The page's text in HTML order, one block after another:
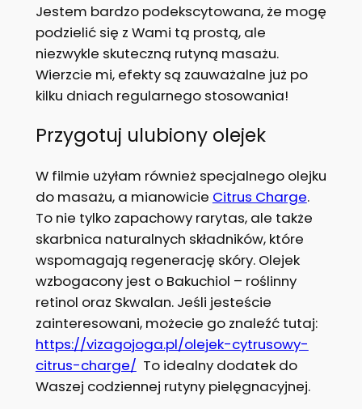
Jestem bardzo podekscytowana, że mogę
podzielić się z Wami tą prostą, ale
niezwykle skuteczną rutyną masażu.
Wierzcie mi, efekty są zauważalne już po
kilku dniach regularnego stosowania!
Przygotuj ulubiony olejek
W filmie użyłam również specjalnego olejku
do masażu, a mianowicie Citrus Charge.
To nie tylko zapachowy rarytas, ale także
skarbnica naturalnych składników, które
wspomagają regenerację skóry. Olejek
wzbogacony jest o Bakuchiol – roślinny
retinol oraz Skwalan. Jeśli jesteście
zainteresowani, możecie go znaleźć tutaj:
https://vizagojoga.pl/olejek-cytrusowy-
citrus-charge/ To idealny dodatek do
Waszej codziennej rutyny pielęgnacyjnej.